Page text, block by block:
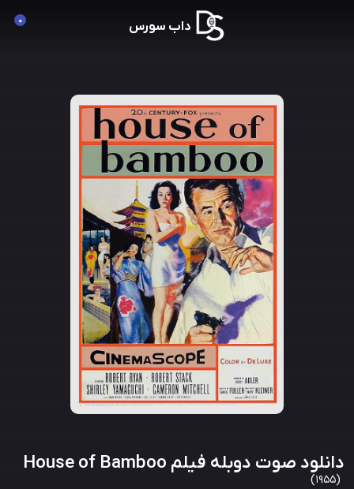
0 داب سورس
دانلود صوت دوبله فیلم House of Bamboo
(1955)